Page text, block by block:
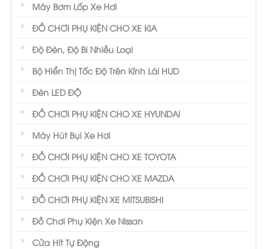
Máy Bơm Lốp Xe Hơi
ĐỒ CHƠI PHỤ KIỆN CHO XE KIA
Độ Đèn, Độ Bi Nhiều Loại
Bộ Hiển Thị Tốc Độ Trên Kính Lái HUD
Đèn LED ĐỘ
ĐỒ CHƠI PHỤ KIỆN CHO XE HYUNDAI
Máy Hút Bụi Xe Hơi
ĐỒ CHƠI PHỤ KIỆN CHO XE TOYOTA
ĐỒ CHƠI PHỤ KIỆN CHO XE MAZDA
ĐỒ CHƠI PHỤ KIỆN XE MITSUBISHI
Đồ Chơi Phụ Kiện Xe Nissan
Cửa Hít Tự Động